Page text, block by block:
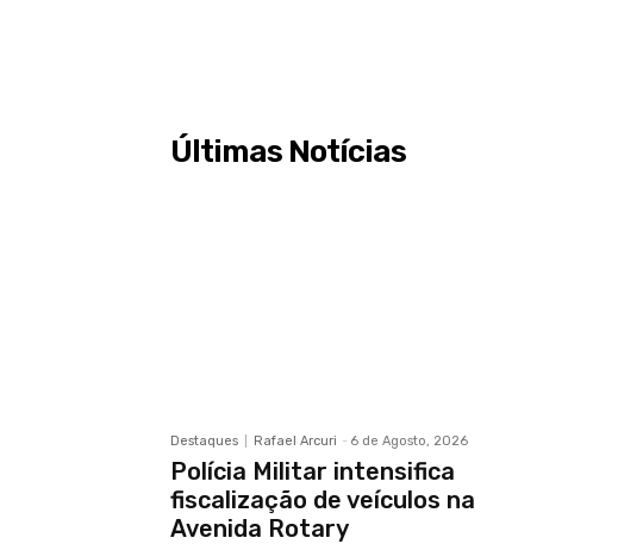
Últimas Notícias
Destaques Rafael Arcuri - 6 de Agosto, 2026
Polícia Militar intensifica
fiscalização de veículos na
Avenida Rotary